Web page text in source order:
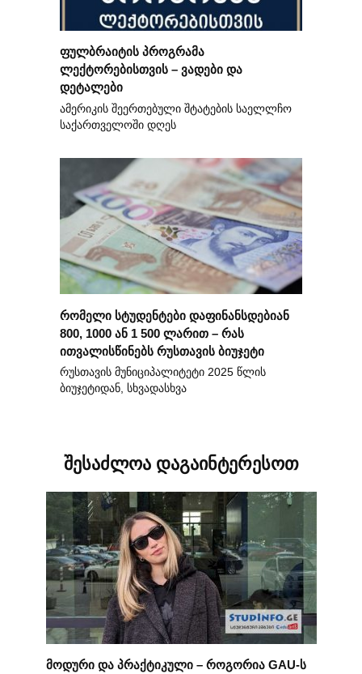
ფულბრაიტის პროგრამა
ლექტორებისთვის – ვადები და
დეტალები
ამერიკის შეერთებული შტატების საელლჩო
საქართველოში დღეს
რომელი სტუდენტები დაფინანსდებიან
800, 1000 ან 1 500 ლარით – რას
ითვალისწინებს რუსთავის ბიუჯეტი
რუსთავის მუნიციპალიტეტი 2025 წლის
ბიუჯეტიდან, სხვადასხვა
შესაძლოა დაგაინტერესოთ
მოდური და პრაქტიკული – როგორია GAU-ს